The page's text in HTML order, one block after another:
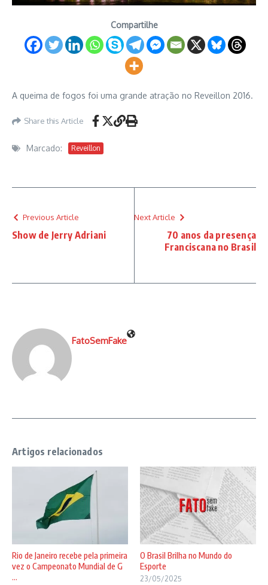
Compartilhe
A queima de fogos foi uma grande atração no Reveillon 2016.
Share this Article
Marcado: Reveillon
Previous Article
Show de Jerry Adriani
Next Article
70 anos da presença
Franciscana no Brasil
FatoSemFake
Artigos relacionados
Rio de Janeiro recebe pela primeira
vez o Campeonato Mundial de G
...
O Brasil Brilha no Mundo do
Esporte
23/05/2025